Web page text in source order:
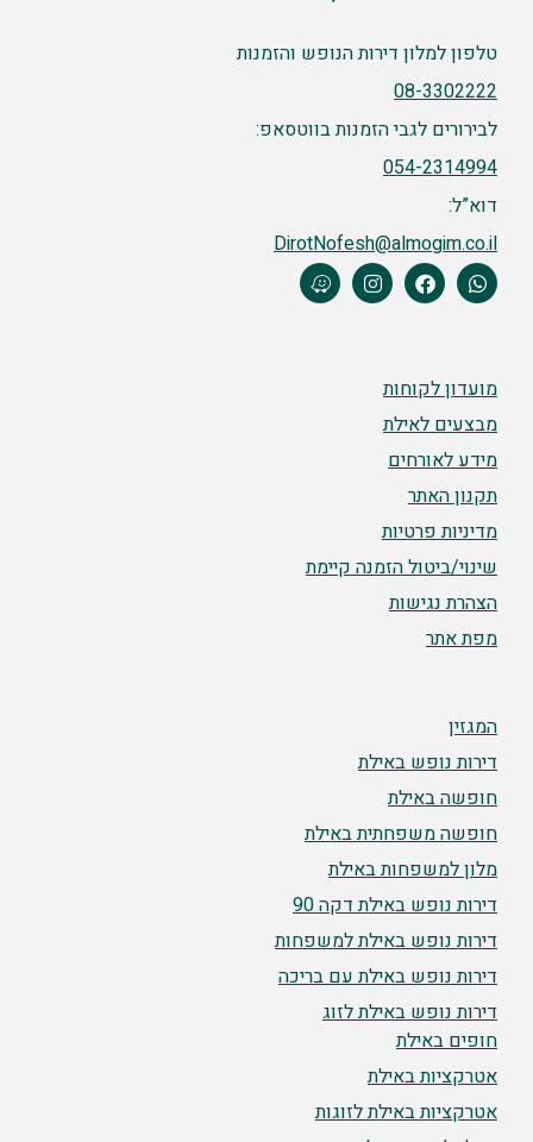
טלפון למלון דירות הנופש והזמנות
08-3302222
לבירורים לגבי הזמנות בווטסאפ:
054-2314994
דוא”ל:
DirotNofesh@almogim.co.il
מועדון לקוחות
מבצעים לאילת
מידע לאורחים
תקנון האתר
מדיניות פרטיות
שינוי/ביטול הזמנה קיימת
הצהרת נגישות
מפת אתר
המגזין
דירות נופש באילת
חופשה באילת
חופשה משפחתית באילת
מלון למשפחות באילת
דירות נופש באילת דקה 90
דירות נופש באילת למשפחות
דירות נופש באילת עם בריכה
דירות נופש באילת לזוג
חופים באילת
אטרקציות באילת
אטרקציות באילת לזוגות